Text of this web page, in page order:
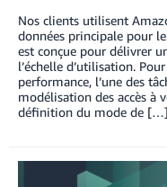
Nos clients utilisent
données principale pour
est conçue pour délivrer
l’échelle d’utilisation.
performance, l’une des
modélisation des accès à
définition du mode de […]